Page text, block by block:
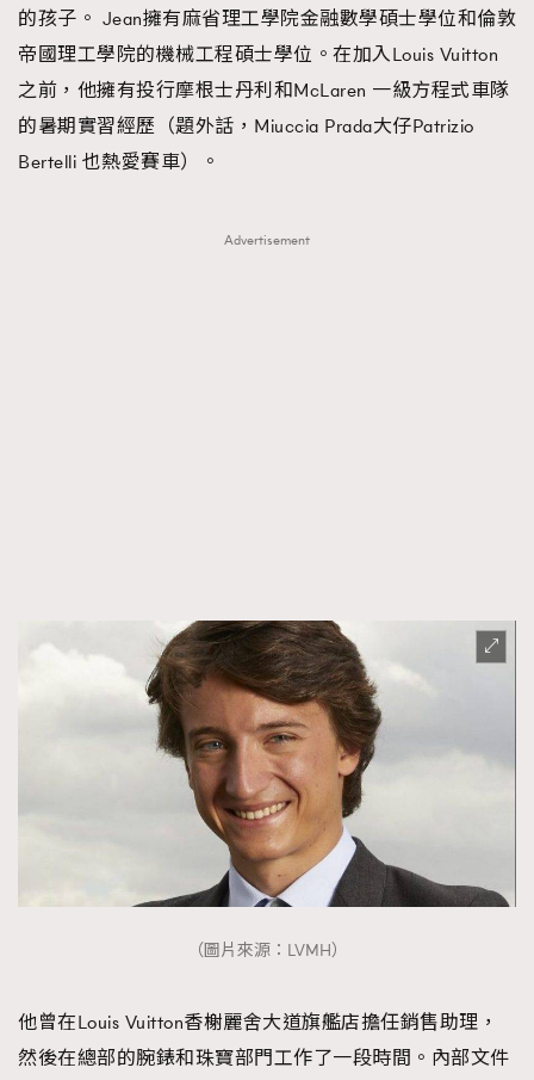
的孩子。 Jean擁有麻省理工學院金融數學碩士學位和倫敦
帝國理工學院的機械工程碩士學位。在加入Louis Vuitton
之前，他擁有投行摩根士丹利和McLaren 一級方程式車隊
的暑期實習經歷（題外話，Miuccia Prada大仔Patrizio
Bertelli 也熱愛賽車）。
Advertisement
（圖片來源：LVMH）
他曾在Louis Vuitton香榭麗舍大道旗艦店擔任銷售助理，
然後在總部的腕錶和珠寶部門工作了一段時間。內部文件